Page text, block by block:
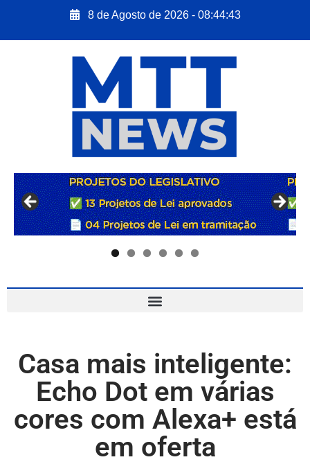
8 de Agosto de 2026 - 08:44:44
Casa mais inteligente:
Echo Dot em várias
cores com Alexa+ está
em oferta